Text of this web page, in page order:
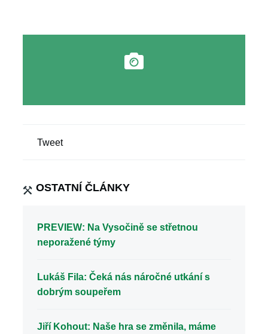
Tweet
OSTATNÍ ČLÁNKY
PREVIEW: Na Vysočině se střetnou
neporažené týmy
Lukáš Fila: Čeká nás náročné utkání s
dobrým soupeřem
Jiří Kohout: Naše hra se změnila, máme